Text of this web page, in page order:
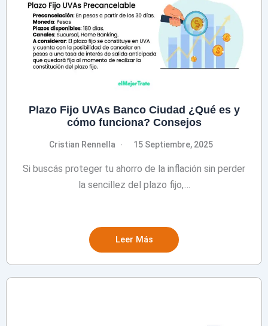
Plazo Fijo UVAs Banco Ciudad ¿Qué es y
cómo funciona? Consejos
Cristian Rennella 15 Septiembre, 2025
Si buscás proteger tu ahorro de la inflación sin perder
la sencillez del plazo fijo,…
Leer Más